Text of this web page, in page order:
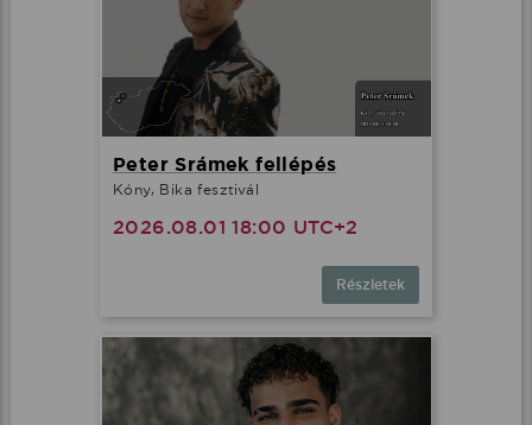
Peter Srámek fellépés
Kóny, Bika fesztivál
2026.08.01 18:00 UTC+2
Részletek